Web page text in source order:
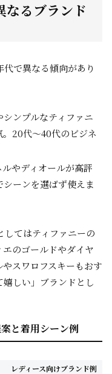
なるブランド
で異なる傾向があり
シンプルなティファニ
20代～40代のビジネ
ルやディオールが高評
ーンを選ばず使えま
してはティファニーの
のゴールドやダイヤ
スワロフスキーもおす
しい」ブランドとし
と着用シーン例
レディース向けブランド例